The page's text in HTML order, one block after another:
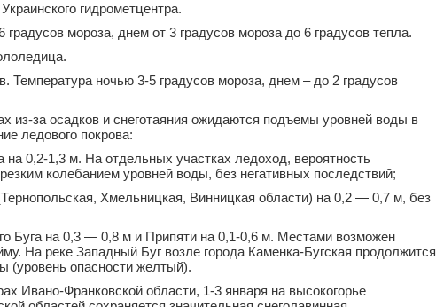
гидрометцентра.
мороза, днем от 3 градусов мороза до 6 градусов тепла.
Температура ночью 3-5 градусов мороза, днем – до 2 градусов
из-за осадков и снеготаяния ожидаются подъемы уровней воды в
ледового покрова:
на 0,2-1,3 м. На отдельных участках ледоход, вероятность
колебанием уровней воды, без негативных последствий;
Хмельницкая, Винницкая области) на 0,2 — 0,7 м, без
Буга на 0,3 — 0,8 м и Припяти на 0,1-0,6 м. Местами возможен
На реке Западный Буг возле города Каменка-Бугская продолжится
(уровень опасности желтый).
Ивано-Франковской области, 1-3 января на высокогорье